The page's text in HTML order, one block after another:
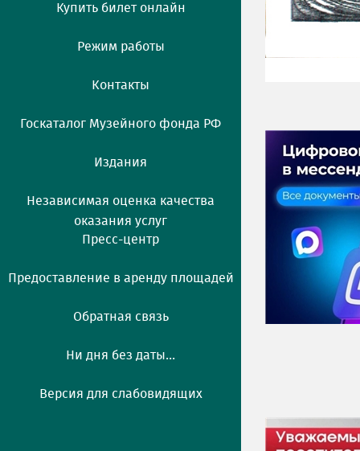
Купить билет онлайн
Режим работы
Контакты
Госкаталог Музейного фонда РФ
Издания
Независимая оценка качества
оказания услуг
Пресс-центр
Предоставление в аренду площадей
Обратная связь
Ни дня без даты...
Версия для слабовидящих